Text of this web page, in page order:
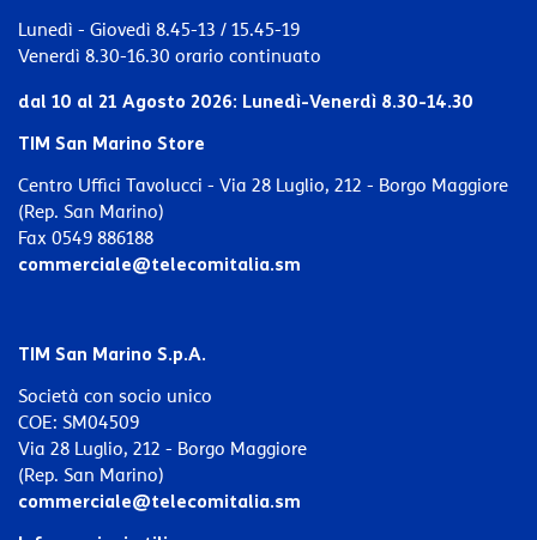
Lunedì - Giovedì 8.45-13 / 15.45-19
Venerdì 8.30-16.30 orario continuato
dal 10 al 21 Agosto 2026: Lunedì-Venerdì 8.30-14.30
TIM San Marino Store
Centro Uffici Tavolucci - Via 28 Luglio, 212 - Borgo Maggiore
(Rep. San Marino)
Fax 0549 886188
commerciale@telecomitalia.sm
TIM San Marino S.p.A.
Società con socio unico
COE: SM04509
Via 28 Luglio, 212 - Borgo Maggiore
(Rep. San Marino)
commerciale@telecomitalia.sm